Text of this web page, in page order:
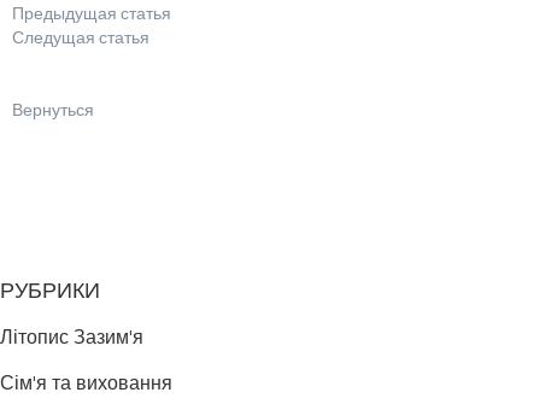
Предыдущая статья
Следущая статья
Вернуться
РУБРИКИ
Літопис Зазим'я
Сім'я та виховання